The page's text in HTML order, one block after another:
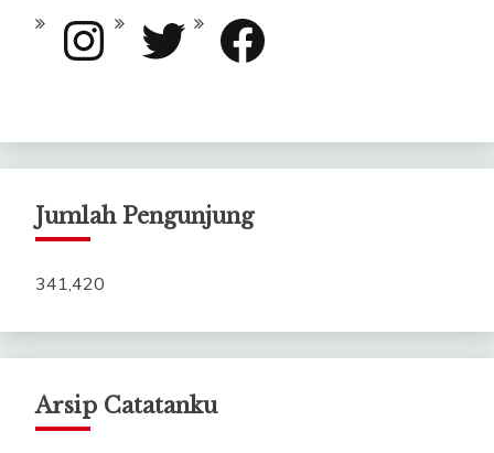
Instagram Twitter Facebook
Jumlah Pengunjung
341,420
Arsip Catatanku